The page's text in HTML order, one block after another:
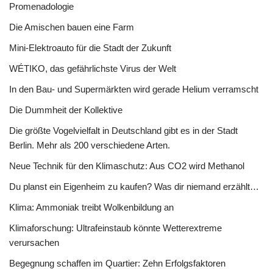
Promenadologie
Die Amischen bauen eine Farm
Mini-Elektroauto für die Stadt der Zukunft
WÉTIKO, das gefährlichste Virus der Welt
In den Bau- und Supermärkten wird gerade Helium verramscht
Die Dummheit der Kollektive
Die größte Vogelvielfalt in Deutschland gibt es in der Stadt
Berlin. Mehr als 200 verschiedene Arten.
Neue Technik für den Klimaschutz: Aus CO2 wird Methanol
Du planst ein Eigenheim zu kaufen? Was dir niemand erzählt…
Klima: Ammoniak treibt Wolkenbildung an
Klimaforschung: Ultrafeinstaub könnte Wetterextreme
verursachen
Begegnung schaffen im Quartier: Zehn Erfolgsfaktoren